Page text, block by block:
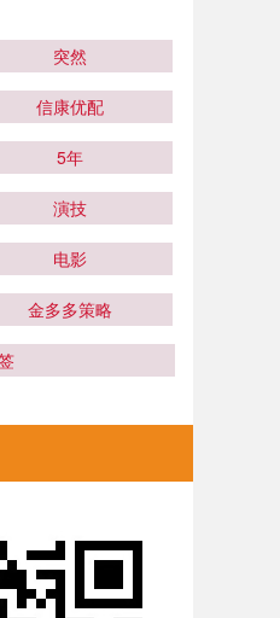
突然
信康优配
5年
演技
电影
金多多策略